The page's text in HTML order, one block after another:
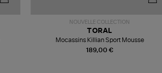
NOUVELLE COLLECTION
189,00 €
TORAL
Mocassins Killian Sport Mousse